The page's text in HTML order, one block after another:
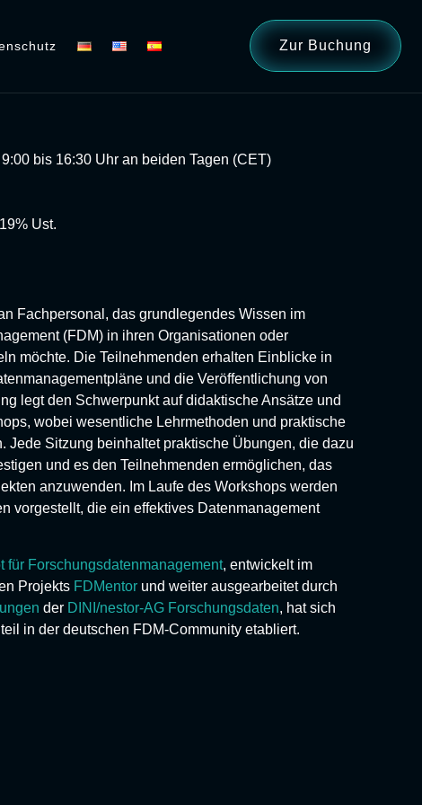
Zur Buchung
bis 16:30 Uhr an beiden Tagen (CET)
Ust.
Fachpersonal, das grundlegendes Wissen im
(FDM) in ihren Organisationen oder
möchte. Die Teilnehmenden erhalten Einblicke in
und die Veröffentlichung von
legt den Schwerpunkt auf didaktische Ansätze und
wobei wesentliche Lehrmethoden und praktische
Jede Sitzung beinhaltet praktische Übungen, die dazu
und es den Teilnehmenden ermöglichen, das
anzuwenden. Im Laufe des Workshops werden
vorgestellt, die ein effektives Datenmanagement
für Forschungsdatenmanagement, entwickelt im
Projekts FDMentor und weiter ausgearbeitet durch
der DINI/nestor-AG Forschungsdaten, hat sich
in der deutschen FDM-Community etabliert.